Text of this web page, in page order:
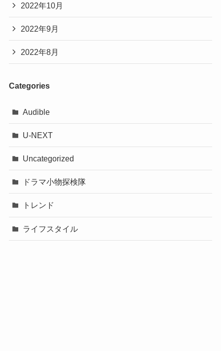
2022年10月
2022年9月
2022年8月
Categories
Audible
U-NEXT
Uncategorized
ドラマ小物探検隊
トレンド
ライフスタイル